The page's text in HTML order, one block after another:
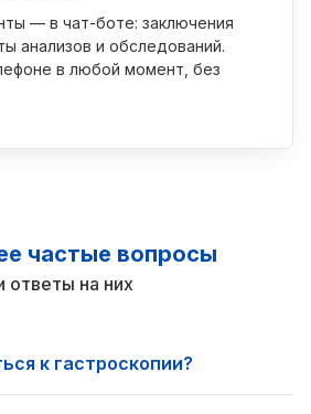
— в чат-боте: заключения
анализов и обследований.
в любой момент, без
частые вопросы
ответы на них
к гастроскопии?